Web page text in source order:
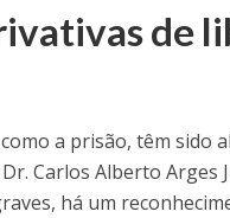
de
a prisão, têm sido
Carlos Alberto Arges
há um